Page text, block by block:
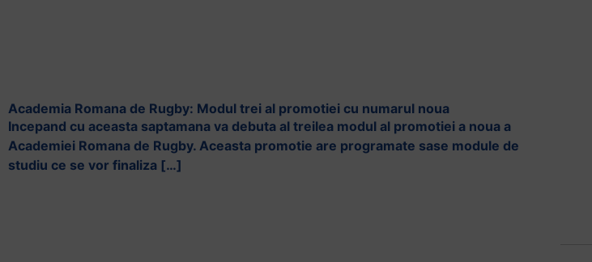
Academia Romana de Rugby: Modul trei al promotiei cu numarul noua
Incepand cu aceasta saptamana va debuta al treilea modul al promotiei a noua a
Academiei Romana de Rugby. Aceasta promotie are programate sase module de
studiu ce se vor finaliza […]